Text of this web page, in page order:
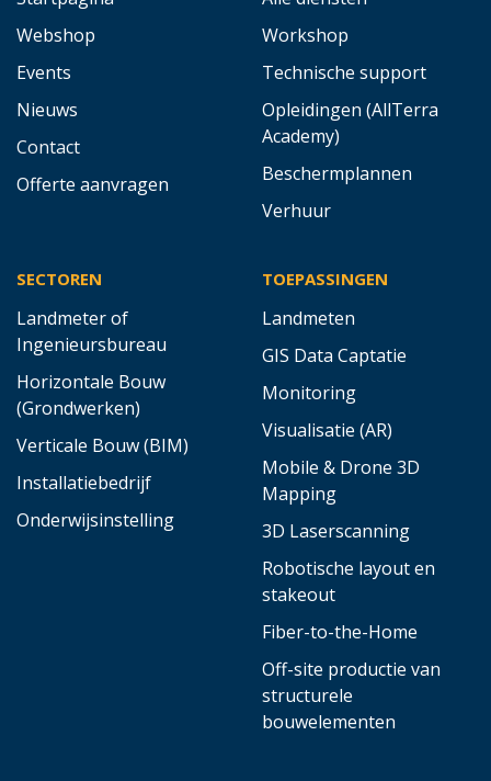
Webshop
Events
Nieuws
Contact
Offerte aanvragen
Workshop
Technische support
Opleidingen (AllTerra
Academy)
Beschermplannen
Verhuur
SECTOREN
Landmeter of
Ingenieursbureau
Horizontale Bouw
(Grondwerken)
Verticale Bouw (BIM)
Installatiebedrijf
Onderwijsinstelling
TOEPASSINGEN
Landmeten
GIS Data Captatie
Monitoring
Visualisatie (AR)
Mobile & Drone 3D
Mapping
3D Laserscanning
Robotische layout en
stakeout
Fiber-to-the-Home
Off-site productie van
structurele
bouwelementen